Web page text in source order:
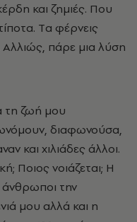
και ζημιές. Που
Tα φέρνεις
Aλλιώς, πάρε μια λύση
τη ζωή μου
διαφωνούσα,
και χιλιάδες άλλοι.
Ποιος νoιάζεται; H
άνθρωποι την
μου αλλά και η